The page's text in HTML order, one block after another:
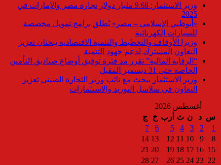
وزير الاستثمار: 9.68 مليار دولار تجارة مصر والإمارات في
2025
«أبوظبي الإسلامي – مصر» يُطلق برامج تمويل مخصصة
للسيارات الكهربائية
وزيرا الأوقاف والتخطيط والتنمية الاقتصادية يبحثان تعزيز
التعاون المشترك لدعم جهود التنمية
“الرقابة المالية” تقرر مد فترة توفيق أوضاع صناديق التأمين
الخاصة حتى 31 ديسمبر المقبل
وزير الاستثمار يبحث مع نائب وزير التجارة الصيني تعزيز
التعاون في سلاسل التوريد والاستثمارات
أغسطس 2026
س د ن ث أرب خ
ج
1
2
3
4
5
6
7
8
9
10
11
12
13
14
15
16
17
18
19
20
21
22
23
24
25
26
27
28